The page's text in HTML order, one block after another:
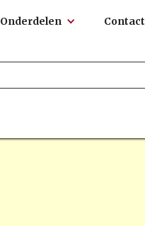
Onderdelen Contact